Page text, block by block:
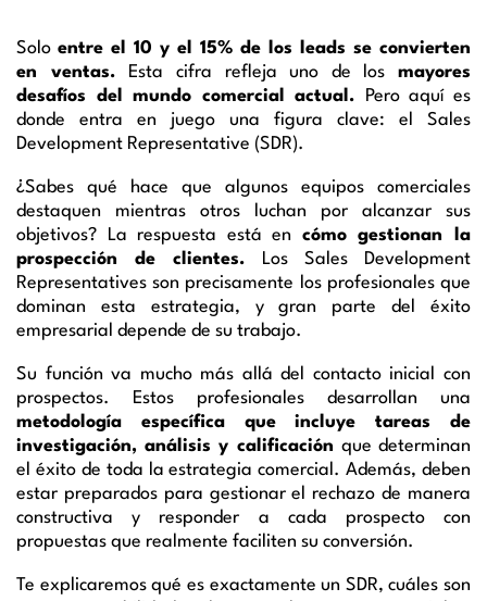
Solo entre el 10 y el 15% de los leads se convierten
en ventas.
Esta cifra refleja uno de los mayores
desafíos del mundo comercial actual.
Pero aquí es
donde entra en juego una figura clave: el Sales
Development Representative (SDR).
¿Sabes qué hace que algunos equipos comerciales
destaquen mientras otros luchan por alcanzar sus
objetivos? La respuesta está en cómo gestionan la
prospección de clientes. Los Sales Development
Representatives son precisamente los profesionales que
dominan esta estrategia, y gran parte del éxito
empresarial depende de su trabajo.
Su función va mucho más allá del contacto inicial con
prospectos. Estos profesionales desarrollan una
metodología específica que incluye tareas de
investigación, análisis y calificación que determinan
el éxito de toda la estrategia comercial. Además, deben
estar preparados para gestionar el rechazo de manera
constructiva y responder a cada prospecto con
propuestas que realmente faciliten su conversión.
Te explicaremos qué es exactamente un SDR, cuáles son